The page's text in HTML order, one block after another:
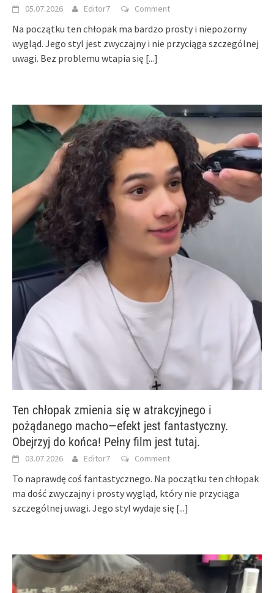
05.07.2026 Editor7 Comment
Na początku ten chłopak ma bardzo prosty i niepozorny
wygląd. Jego styl jest zwyczajny i nie przyciąga szczególnej
uwagi. Bez problemu wtapia się [...]
Ten chłopak zmienia się w atrakcyjnego i
pożądanego macho—efekt jest fantastyczny.
Obejrzyj do końca! Pełny film jest tutaj.
03.07.2026 Editor7 Comment
To naprawdę coś fantastycznego. Na początku ten chłopak
ma dość zwyczajny i prosty wygląd, który nie przyciąga
szczególnej uwagi. Jego styl wydaje się [...]